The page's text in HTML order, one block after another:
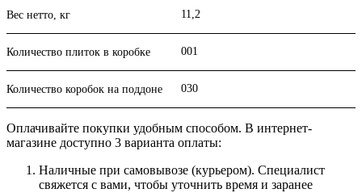
Вес нетто, кг 11,2
Количество плиток в коробке 001
Количество коробок на поддоне 030
Оплачивайте покупки удобным способом. В интернет-
магазине доступно 3 варианта оплаты:
Наличные при самовывозе (курьером). Специалист
свяжется с вами, чтобы уточнить время и заранее